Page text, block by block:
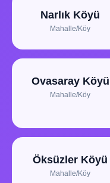
Narlık Köyü
Mahalle/Köy
Ovasaray Köyü
Mahalle/Köy
Öksüzler Köyü
Mahalle/Köy